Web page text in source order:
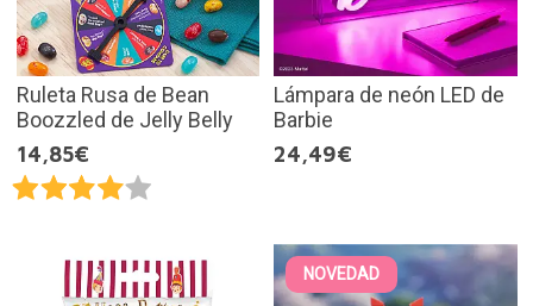
Ruleta Rusa de Bean
Boozzled de Jelly Belly
14,85€
Lámpara de neón LED de
Barbie
24,49€
NOVEDAD